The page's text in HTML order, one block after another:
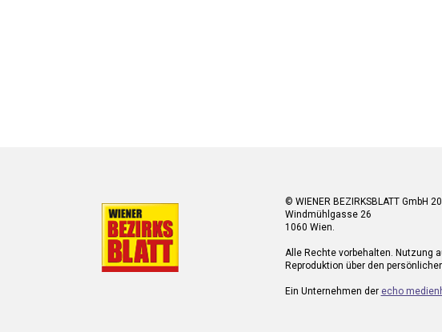
© WIENER BEZIRKSBLATT GmbH
Windmühlgasse 26
1060 Wien.
Alle Rechte vorbehalten. Nutzung
Reproduktion über den
Ein Unternehmen der echo